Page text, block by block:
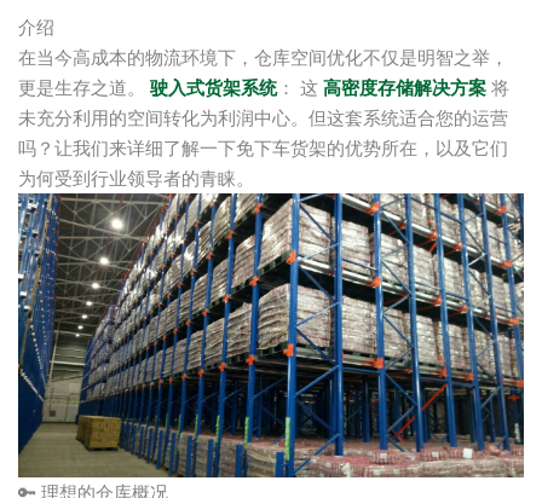
介绍
在当今高成本的物流环境下，仓库空间优化不仅是明智之举，
更是生存之道。 驶入式货架系统： 这 高密度存储解决方案 将
未充分利用的空间转化为利润中心。但这套系统适合您的运营
吗？让我们来详细了解一下免下车货架的优势所在，以及它们
为何受到行业领导者的青睐。
🔑 理想的仓库概况